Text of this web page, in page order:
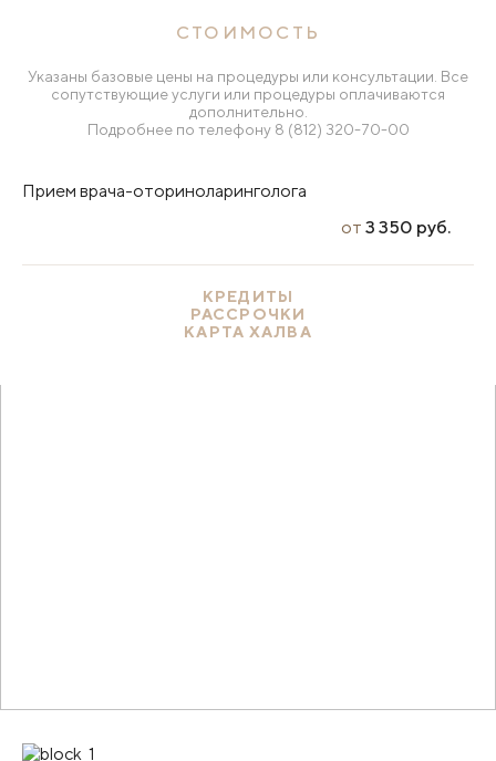
СТОИМОСТЬ
Указаны базовые цены на процедуры или консультации. Все
сопутствующие услуги или процедуры оплачиваются
дополнительно.
Подробнее по телефону 8 (812) 320-70-00
Прием врача-оториноларинголога
от 3 350 руб.
КРЕДИТЫ
РАССРОЧКИ
КАРТА ХАЛВА